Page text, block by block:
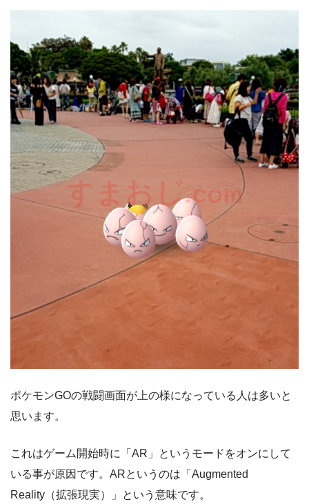
ポケモンGOの戦闘画面が上の様になっている人は多いと
思います。
これはゲーム開始時に「AR」というモードをオンにして
いる事が原因です。ARというのは「Augmented
Reality（拡張現実）」という意味です。